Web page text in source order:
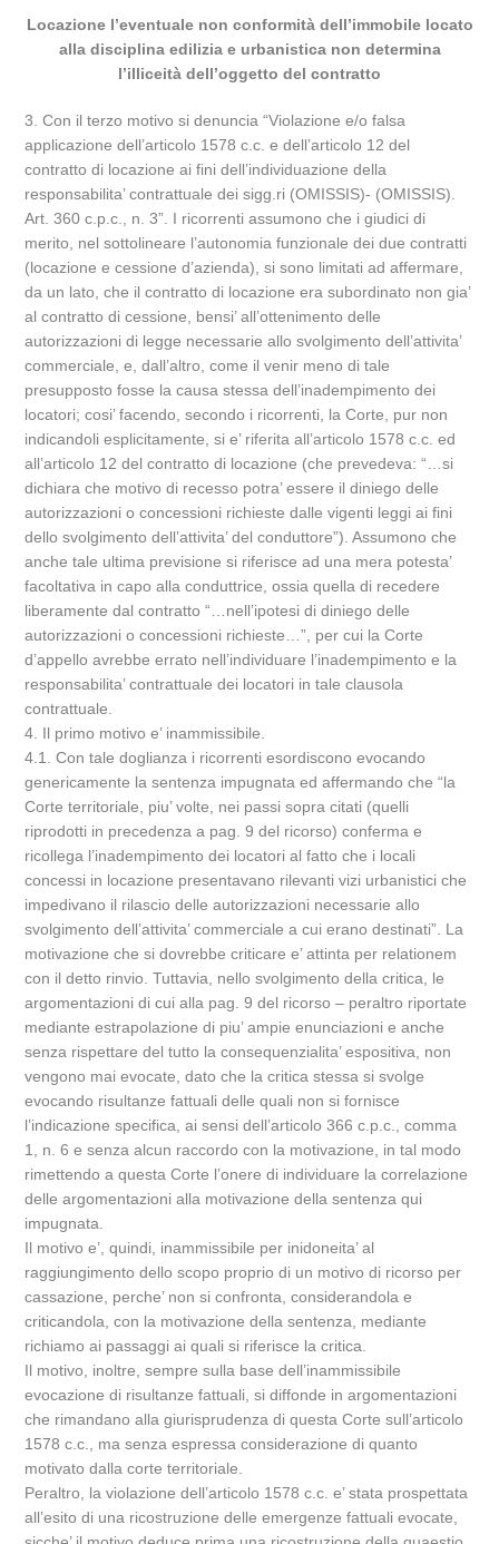
Locazione l’eventuale non conformità dell’immobile locato
alla disciplina edilizia e urbanistica non determina
l’illiceità dell’oggetto del contratto
3. Con il terzo motivo si denuncia “Violazione e/o falsa
applicazione dell’articolo 1578 c.c. e dell’articolo 12 del
contratto di locazione ai fini dell’individuazione della
responsabilita’ contrattuale dei sigg.ri (OMISSIS)- (OMISSIS).
Art. 360 c.p.c., n. 3”. I ricorrenti assumono che i giudici di
merito, nel sottolineare l’autonomia funzionale dei due contratti
(locazione e cessione d’azienda), si sono limitati ad affermare,
da un lato, che il contratto di locazione era subordinato non gia’
al contratto di cessione, bensi’ all’ottenimento delle
autorizzazioni di legge necessarie allo svolgimento dell’attivita’
commerciale, e, dall’altro, come il venir meno di tale
presupposto fosse la causa stessa dell’inadempimento dei
locatori; cosi’ facendo, secondo i ricorrenti, la Corte, pur non
indicandoli esplicitamente, si e’ riferita all’articolo 1578 c.c. ed
all’articolo 12 del contratto di locazione (che prevedeva: “…si
dichiara che motivo di recesso potra’ essere il diniego delle
autorizzazioni o concessioni richieste dalle vigenti leggi ai fini
dello svolgimento dell’attivita’ del conduttore”). Assumono che
anche tale ultima previsione si riferisce ad una mera potesta’
facoltativa in capo alla conduttrice, ossia quella di recedere
liberamente dal contratto “…nell’ipotesi di diniego delle
autorizzazioni o concessioni richieste…”, per cui la Corte
d’appello avrebbe errato nell’individuare l’inadempimento e la
responsabilita’ contrattuale dei locatori in tale clausola
contrattuale.
4. Il primo motivo e’ inammissibile.
4.1. Con tale doglianza i ricorrenti esordiscono evocando
genericamente la sentenza impugnata ed affermando che “la
Corte territoriale, piu’ volte, nei passi sopra citati (quelli
riprodotti in precedenza a pag. 9 del ricorso) conferma e
ricollega l’inadempimento dei locatori al fatto che i locali
concessi in locazione presentavano rilevanti vizi urbanistici che
impedivano il rilascio delle autorizzazioni necessarie allo
svolgimento dell’attivita’ commerciale a cui erano destinati”. La
motivazione che si dovrebbe criticare e’ attinta per relationem
con il detto rinvio. Tuttavia, nello svolgimento della critica, le
argomentazioni di cui alla pag. 9 del ricorso – peraltro riportate
mediante estrapolazione di piu’ ampie enunciazioni e anche
senza rispettare del tutto la consequenzialita’ espositiva, non
vengono mai evocate, dato che la critica stessa si svolge
evocando risultanze fattuali delle quali non si fornisce
l’indicazione specifica, ai sensi dell’articolo 366 c.p.c., comma
1, n. 6 e senza alcun raccordo con la motivazione, in tal modo
rimettendo a questa Corte l’onere di individuare la correlazione
delle argomentazioni alla motivazione della sentenza qui
impugnata.
Il motivo e’, quindi, inammissibile per inidoneita’ al
raggiungimento dello scopo proprio di un motivo di ricorso per
cassazione, perche’ non si confronta, considerandola e
criticandola, con la motivazione della sentenza, mediante
richiamo ai passaggi ai quali si riferisce la critica.
Il motivo, inoltre, sempre sulla base dell’inammissibile
evocazione di risultanze fattuali, si diffonde in argomentazioni
che rimandano alla giurisprudenza di questa Corte sull’articolo
1578 c.c., ma senza espressa considerazione di quanto
motivato dalla corte territoriale.
Peraltro, la violazione dell’articolo 1578 c.c. e’ stata prospettata
all’esito di una ricostruzione delle emergenze fattuali evocate,